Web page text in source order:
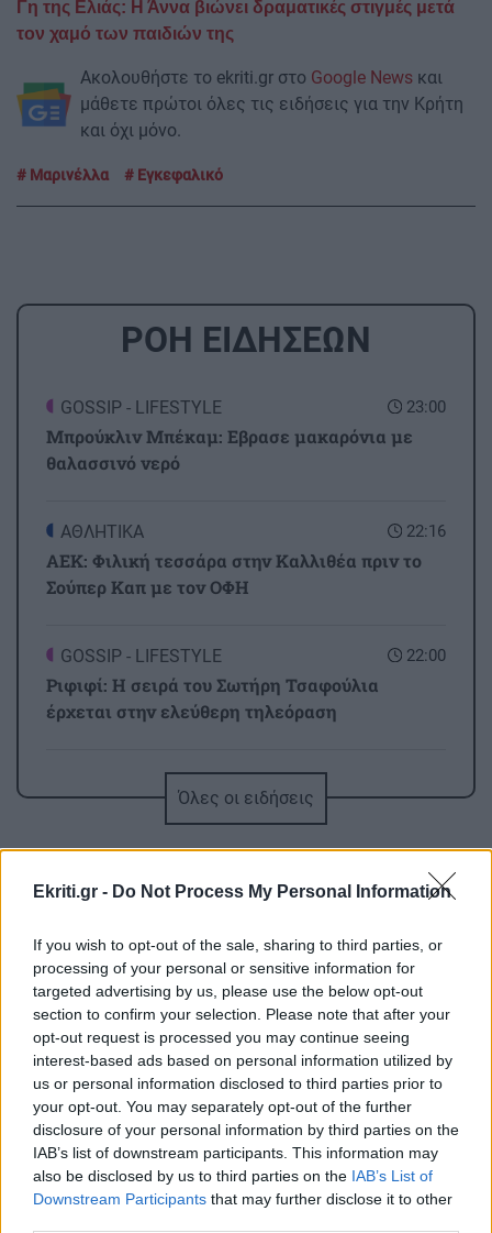
Ekriti.gr - Do Not Process My Personal Information
If you wish to opt-out of the sale, sharing to third parties, or
processing of your personal or sensitive information for
targeted advertising by us, please use the below opt-out
section to confirm your selection. Please note that after your
opt-out request is processed you may continue seeing
interest-based ads based on personal information utilized by
us or personal information disclosed to third parties prior to
your opt-out. You may separately opt-out of the further
disclosure of your personal information by third parties on the
IAB’s list of downstream participants. This information may
also be disclosed by us to third parties on the IAB’s List of
Downstream Participants that may further disclose it to other
Γη της Ελιάς: Η Άννα βιώνει δραματικές στιγμές μετά
τον χαμό των παιδιών της
Ακολουθήστε το ekriti.gr στο Google News και
μάθετε πρώτοι όλες τις ειδήσεις για την Κρήτη
και όχι μόνο.
Μαρινέλλα Εγκεφαλικό
ΡΟΗ ΕΙΔΗΣΕΩΝ
23:00
GOSSIP - LIFESTYLE
Μπρούκλιν Μπέκαμ: Εβρασε μακαρόνια με
θαλασσινό νερό
22:16
ΑΘΛΗΤΙΚΑ
ΑΕΚ: Φιλική τεσσάρα στην Καλλιθέα πριν το
Σούπερ Καπ με τον ΟΦΗ
22:00
GOSSIP - LIFESTYLE
Ριφιφί: Η σειρά του Σωτήρη Τσαφούλια
έρχεται στην ελεύθερη τηλεόραση
Στα ίχνη του μύθου: Η αναπαράσταση του
ΑΑΔΕ: Ποιοι φορολογούμενοι θα λάβουν email
ή τηλεφώνημα για φορολογικές εκκρεμότητες
21:35
ΕΛΛΑΔΑ
Κινηματογραφικός Τουρισμός: Η «Οδύσσεια»
φέρνει εκρηκτική άνοδο στις κρατήσεις
21:22
ΠΟΛΙΤΙΣΜΟΣ
Ναύπλιο: 7ο Φεστιβάλ παραδοσιακών χορών -
Όλες οι ειδήσεις
ΠΕΡΙΣΣΟΤΕΡΑ
GOSSIP - LIFESTYLE
Μπρούκλιν Μπέκαμ: Εβρασε
μακαρόνια με θαλασσινό νερό